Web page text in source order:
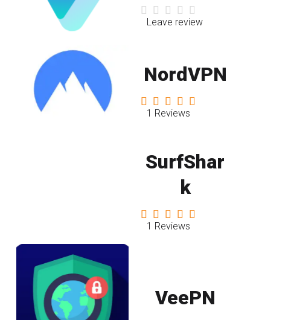
Leave review
NordVPN
1 Reviews
SurfShar
k
1 Reviews
VeePN